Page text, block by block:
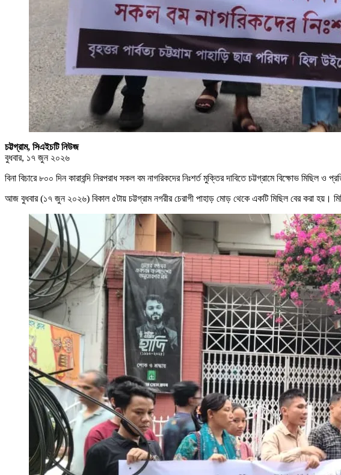
চট্টগ্রাম, সিএইচটি নিউজ
বুধবার, ১৭ জুন ২০২৬
বিনা বিচারে ৮০০ দিন কারাবন্দি নিরপরাধ সকল বম নাগরিকদের নিঃশর্ত মুক্তির দাবিতে চট্টগ্রামে বিক্ষোভ মিছিল
আজ বুধবার (১৭ জুন ২০২৬) বিকাল ৫টায় চট্টগ্রাম নগরীর চেরাগী পাহাড় মোড় থেকে একটি মিছিল বের করা হয়।